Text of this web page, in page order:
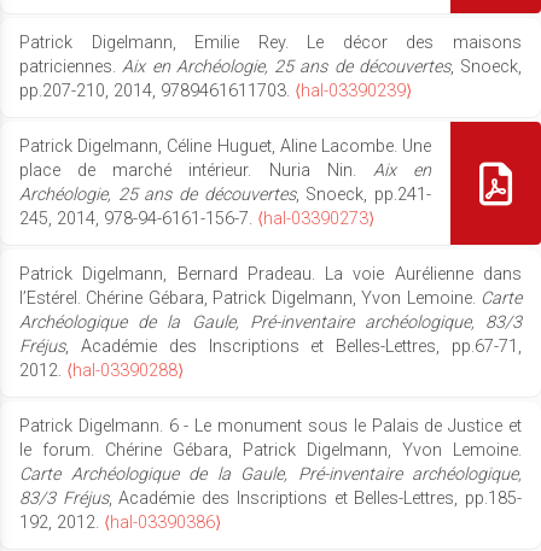
Patrick Digelmann, Emilie Rey. Le décor des maisons
patriciennes.Aix en Archéologie, 25 ans de découvertes, Snoeck,
pp.207-210, 2014, 9789461611703. ⟨hal-03390239⟩
Patrick Digelmann, Céline Huguet, Aline Lacombe. Une
place de marché intérieur. Nuria Nin. Aix en
Archéologie, 25 ans de découvertes, Snoeck, pp.241-
245, 2014, 978-94-6161-156-7. ⟨hal-03390273⟩
Patrick Digelmann, Bernard Pradeau. La voie Aurélienne dans
l’Estérel. Chérine Gébara, Patrick Digelmann, Yvon Lemoine. Carte
Archéologique de la Gaule, Pré-inventaire archéologique, 83/3
Fréjus, Académie des Inscriptions et Belles-Lettres, pp.67-71,
2012. ⟨hal-03390288⟩
Patrick Digelmann. 6 - Le monument sous le Palais de Justice et
le forum. Chérine Gébara, Patrick Digelmann, Yvon Lemoine.
Carte Archéologique de la Gaule, Pré-inventaire archéologique,
83/3 Fréjus, Académie des Inscriptions et Belles-Lettres, pp.185-
192, 2012. ⟨hal-03390386⟩